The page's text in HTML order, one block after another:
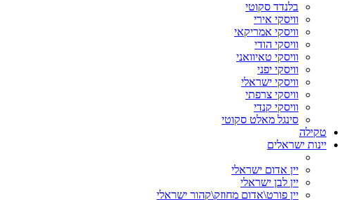
בלנדד סקוטי
וויסקי אירי
וויסקי אמריקאי
וויסקי הודי
וויסקי טאיוואני
וויסקי יפני
וויסקי ישראלי
וויסקי צרפתי
וויסקי קנדי
סינגל מאלט סקוטי
טקילה
יינות ישראלים
יין אדום ישראלי
יין לבן ישראלי
יין פורט\אדום מחוזק\קהור ישראלי